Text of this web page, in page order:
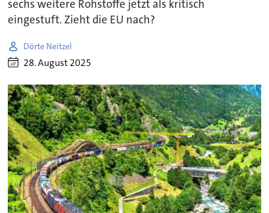
sechs weitere Rohstoffe jetzt als kritisch
eingestuft. Zieht die EU nach?
Dörte Neitzel
28. August 2025